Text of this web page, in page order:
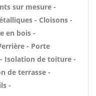
sur mesure -
- Cloisons -
en bois -
- Porte
Isolation de toiture -
de terrasse -
-